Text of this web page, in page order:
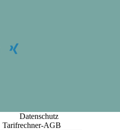
Datenschutz
Tarifrechner-AGB